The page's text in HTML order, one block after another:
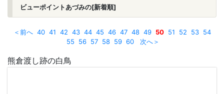
ビューポイントあづみの[新着順]
＜前へ 40 41 42 43 44 45 46 47 48 49 50 51 52 53 54
55
56 57 58 59 60 次へ＞
熊倉渡し跡の白鳥